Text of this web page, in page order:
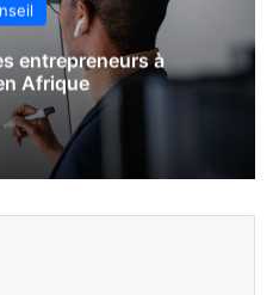
entrepreneurs à
Afrique